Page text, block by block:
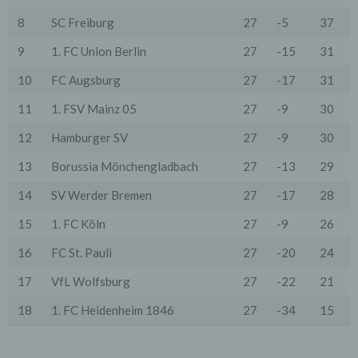
8
SC Freiburg 27 -5
37
9
1. FC Union Berlin 27 -15
31
10
FC Augsburg 27 -17
31
11
1. FSV Mainz 05 27 -9
30
12
Hamburger SV 27 -9
30
13
Borussia Mönchengladbach 27 -13
29
14
SV Werder Bremen 27 -17
28
15
1. FC Köln 27 -9
26
16
FC St. Pauli 27 -20
24
17
VfL Wolfsburg 27 -22
21
18
1. FC Heidenheim 1846 27 -34 15
vorausgesetzte Sicherheit der Daten gewährleisten.
3. Verarbeitung personenbezogener Daten
ausdrücklich in dieser Datenschutzerklärung
genannten Verwendung, für die folgenden Zwecke auf
Grundlage gesetzlicher Erlaubnisse oder
Einwilligungen der Nutzer verarbeitet:
Optimierung und Sicherung unserer Dienste-, Service-
- Die Gewährleistung eines effektiven Kundendienstes
wenn dies für Abrechnungszwecke notwendig ist (z.B.
Zwecke, wenn diese notwendig sind, um unsere
zu erfüllen (z.B. Adressmitteilung an Lieferanten).
Bei der Kontaktaufnahme mit uns (per Kontaktformular
oder Email) werden die Angaben des Nutzers zwecks